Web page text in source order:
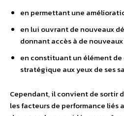
en permettant une
en lui ouvrant de nouveaux
donnant accès à de nouveaux
en constituant un élément
stratégique aux yeux de ses
Cependant, il convient de sortir
les facteurs de performance liés